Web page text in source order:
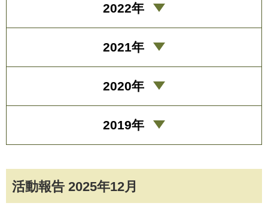
活動報告 2025年12月
2022年
2021年
2020年
2019年